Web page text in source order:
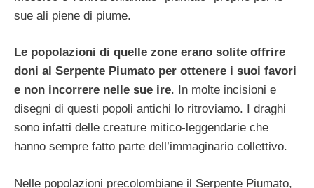
sue ali piene di piume.
Le popolazioni di quelle zone erano solite offrire
doni al Serpente Piumato per ottenere i suoi favori
e non incorrere nelle sue ire. In molte incisioni e
disegni di questi popoli antichi lo ritroviamo. I draghi
sono infatti delle creature mitico-leggendarie che
hanno sempre fatto parte dell’immaginario collettivo.
Nelle popolazioni precolombiane il Serpente Piumato,